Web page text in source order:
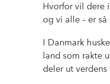
Hvorfor vil dere
og vi alle – er
I Danmark
land som rakte
deler ut